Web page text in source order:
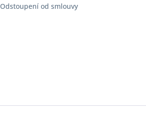
Odstoupení od smlouvy